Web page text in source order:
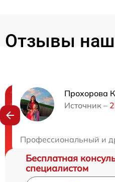
Отзывы
Прохорова
Источник –
Профессиональный и
Нужна
Бесплатная
специалистом